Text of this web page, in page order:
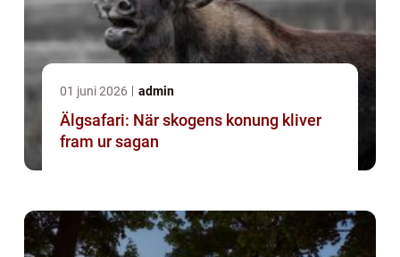
01 juni 2026 admin
Älgsafari: När skogens konung kliver
fram ur sagan